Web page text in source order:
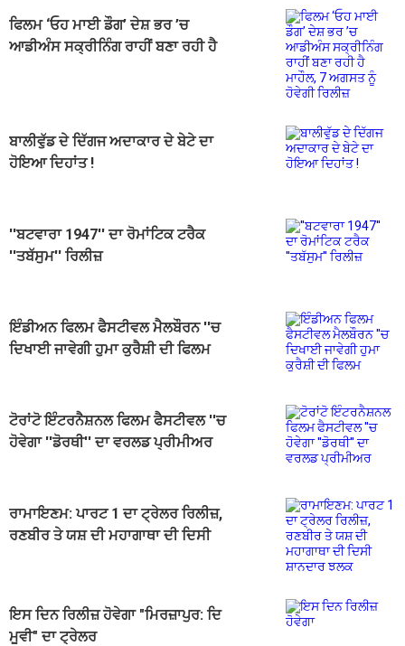
ਫਿਲਮ ‘ਓਹ ਮਾਈ ਡੌਗ’ ਦੇਸ਼ ਭਰ ’ਚ
ਆਡੀਅੰਸ ਸਕ੍ਰੀਨਿੰਗ ਰਾਹੀਂ ਬਣਾ ਰਹੀ ਹੈ
ਬਾਲੀਵੁੱਡ ਦੇ ਦਿੱਗਜ ਅਦਾਕਾਰ ਦੇ ਬੇਟੇ ਦਾ
ਹੋਇਆ ਦਿਹਾਂਤ !
''ਬਟਵਾਰਾ 1947'' ਦਾ ਰੋਮਾਂਟਿਕ ਟਰੈਕ
''ਤਬੱਸੁਮ'' ਰਿਲੀਜ਼
ਇੰਡੀਅਨ ਫਿਲਮ ਫੈਸਟੀਵਲ ਮੈਲਬੌਰਨ ''ਚ
ਦਿਖਾਈ ਜਾਵੇਗੀ ਹੁਮਾ ਕੁਰੈਸ਼ੀ ਦੀ ਫਿਲਮ
ਟੋਰਾਂਟੋ ਇੰਟਰਨੈਸ਼ਨਲ ਫਿਲਮ ਫੈਸਟੀਵਲ ''ਚ
ਹੋਵੇਗਾ ''ਡੋਰਥੀ'' ਦਾ ਵਰਲਡ ਪ੍ਰੀਮੀਅਰ
ਰਾਮਾਇਣਮ: ਪਾਰਟ 1 ਦਾ ਟ੍ਰੇਲਰ ਰਿਲੀਜ਼,
ਰਣਬੀਰ ਤੇ ਯਸ਼ ਦੀ ਮਹਾਗਾਥਾ ਦੀ ਦਿਸੀ
ਇਸ ਦਿਨ ਰਿਲੀਜ਼ ਹੋਵੇਗਾ "ਮਿਰਜ਼ਾਪੁਰ: ਦਿ
ਮੂਵੀ" ਦਾ ਟ੍ਰੇਲਰ